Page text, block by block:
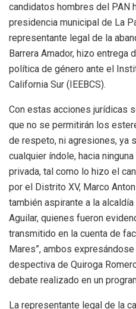
candidatos hombres del PAN
presidencia municipal de La
representante legal de la
Barrera Amador, hizo entrega
política de género ante el
California Sur (IEEBCS).
Con estas acciones jurídicas
que no se permitirán los
de respeto, ni agresiones, ya
cualquier índole, hacia
privada, tal como lo hizo el
por el Distrito XV, Marco
también aspirante a la
Aguilar, quienes fueron
transmitido en la cuenta de
Mares”, ambos
despectiva de Quiroga
debate realizado en un
La representante legal de la